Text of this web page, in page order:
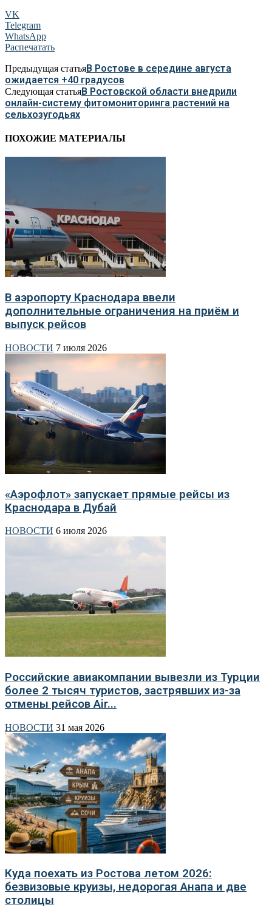
VK
Telegram
WhatsApp
Распечатать
Предыдущая статьяВ Ростове в середине августа
ожидается +40 градусов
Следующая статьяВ Ростовской области внедрили
онлайн-систему фитомониторинга растений на
сельхозугодьях
ПОХОЖИЕ МАТЕРИАЛЫ
В аэропорту Краснодара ввели
дополнительные ограничения на приём и
выпуск рейсов
НОВОСТИ 7 июля 2026
«Аэрофлот» запускает прямые рейсы из
Краснодара в Дубай
НОВОСТИ 6 июля 2026
Российские авиакомпании вывезли из Турции
более 2 тысяч туристов, застрявших из-за
отмены рейсов Air...
НОВОСТИ 31 мая 2026
Куда поехать из Ростова летом 2026:
безвизовые круизы, недорогая Анапа и две
столицы